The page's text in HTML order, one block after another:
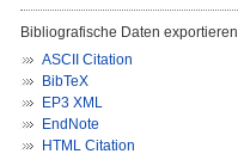
Bibliografische Daten exportieren
ASCII Citation
BibTeX
EP3 XML
EndNote
HTML Citation